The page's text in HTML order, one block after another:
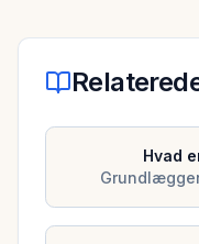
Hvad